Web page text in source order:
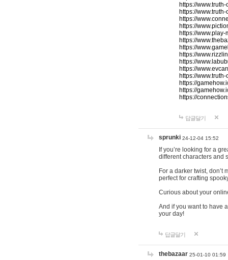
https://
https://
https://
https://
https://
https://
https://
https://
https://
https://
https://
https://
https://
https://
답글달기
sprunki 24-12-04 15:52
If you’re looking for a
different characters and
For a darker twist, don’t
perfect for crafting
Curious about your
And if you want to have
your day!
답글달기
thebazaar 25-01-10 01:59